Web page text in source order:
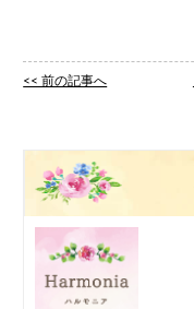
<< 前の記事へ